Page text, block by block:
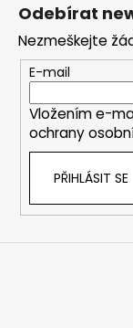
Odebírat
Nezmeškejte
E-mail
Vložením e-
ochrany
PŘIHLÁSIT SE